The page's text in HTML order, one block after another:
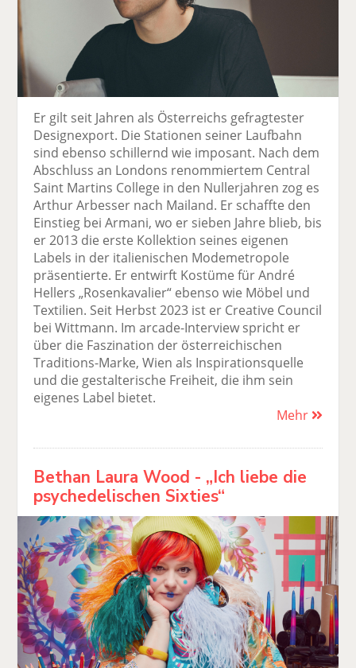
Er gilt seit Jahren als Österreichs gefragtester
Designexport. Die Stationen seiner Laufbahn
sind ebenso schillernd wie imposant. Nach dem
Abschluss an Londons renommiertem Central
Saint Martins College in den Nullerjahren zog es
Arthur Arbesser nach Mailand. Er schaffte den
Einstieg bei Armani, wo er sieben Jahre blieb, bis
er 2013 die erste Kollektion seines eigenen
Labels in der italienischen Modemetropole
präsentierte. Er entwirft Kostüme für André
Hellers „Rosenkavalier“ ebenso wie Möbel und
Textilien. Seit Herbst 2023 ist er Creative Council
bei Wittmann. Im arcade-Interview spricht er
über die Faszination der österreichischen
Traditions-Marke, Wien als Inspirationsquelle
und die gestalterische Freiheit, die ihm sein
eigenes Label bietet.
Mehr
Bethan Laura Wood - „Ich liebe die
psychedelischen Sixties“